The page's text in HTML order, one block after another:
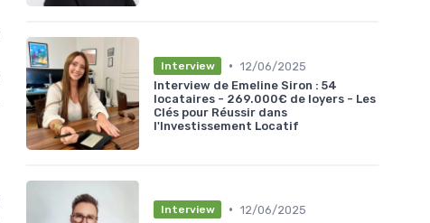
Interview • 12/06/2025
Interview de Emeline Siron : 54
locataires - 269.000€ de loyers - Les
Clés pour Réussir dans
l'Investissement Locatif
Interview • 12/06/2025